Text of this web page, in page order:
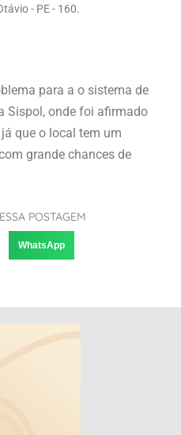
- PE - 160.
para a o sistema de
Sispol, onde foi afirmado
que o local tem um
grande chances de
POSTAGEM
WhatsApp